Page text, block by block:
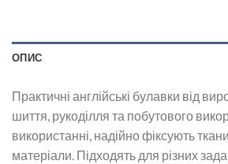
ОПИС
Практичні англійські булавки від
шиття, рукоділля та побутового
використанні, надійно фіксують
матеріали. Підходять для різних